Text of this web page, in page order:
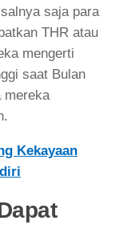
saja para
THR atau
mengerti
saat Bulan
mereka
Kekayaan